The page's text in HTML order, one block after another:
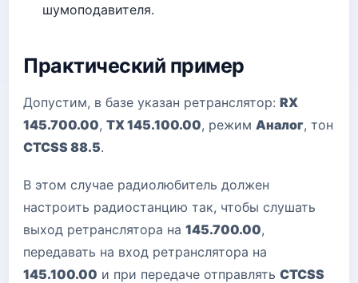
шумоподавителя.
Практический пример
Допустим, в базе указан ретранслятор: RX
145.700.00, TX 145.100.00, режим Аналог, тон
CTCSS 88.5.
В этом случае радиолюбитель должен
настроить радиостанцию так, чтобы слушать
выход ретранслятора на 145.700.00,
передавать на вход ретранслятора на
145.100.00 и при передаче отправлять CTCSS